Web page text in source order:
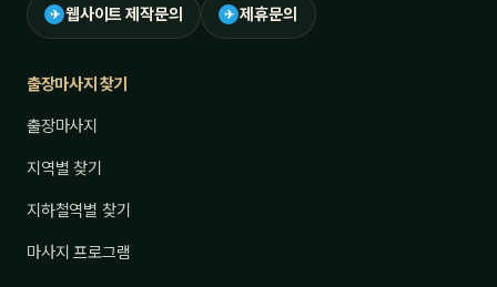
✈ 웹사이트 제작문의 ✈ 제휴문의
출장마사지 찾기
출장마사지
지역별 찾기
지하철역별 찾기
마사지 프로그램